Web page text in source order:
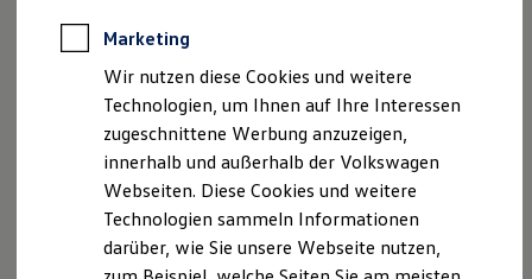
Elektromobilität
Elektroautos
Elektrofahrzeugkonzepte
ID. EVERY1
Reichweite
Reichweite der ID. Modelle
Reichweite im Winter
Rekuperation
Laden
Laden unterwegs
Laden Zuhause
sind Sie gut informiert und unterhalten. Das
cm (12,9 Zoll) große, rahmenlose Touch-Displayist Ihre
intuitive Schaltzentrale für alle Infotainment-Anwendungen
sowie viele digitale Dienste von Volkswagen 3 .
Innovisionbündelt Navigation, In-Car Shop, Infotainment,
Fahrerinformationsdisplay und den
Marketing
Wir nutzen diese Cookies und weitere
Technologien, um Ihnen auf Ihre Interessen
zugeschnittene Werbung anzuzeigen,
innerhalb und außerhalb der Volkswagen
Webseiten. Diese Cookies und weitere
Technologien sammeln Informationen
darüber, wie Sie unsere Webseite nutzen,